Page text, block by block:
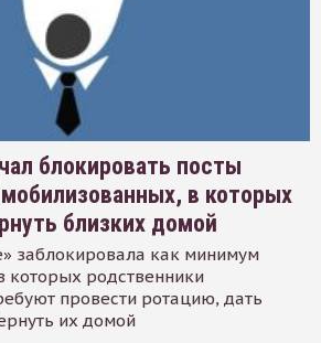
блокировать посты
в которых
близких домой
заблокировала как минимум
которых родственники
провести ротацию, дать
их домой